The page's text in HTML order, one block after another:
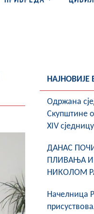
НАЈНОВИЈЕ
Oдржана
Скупштине
XIV
ДАНАС
ПЛИВАЊА И
НИКОЛОМ
Начелница